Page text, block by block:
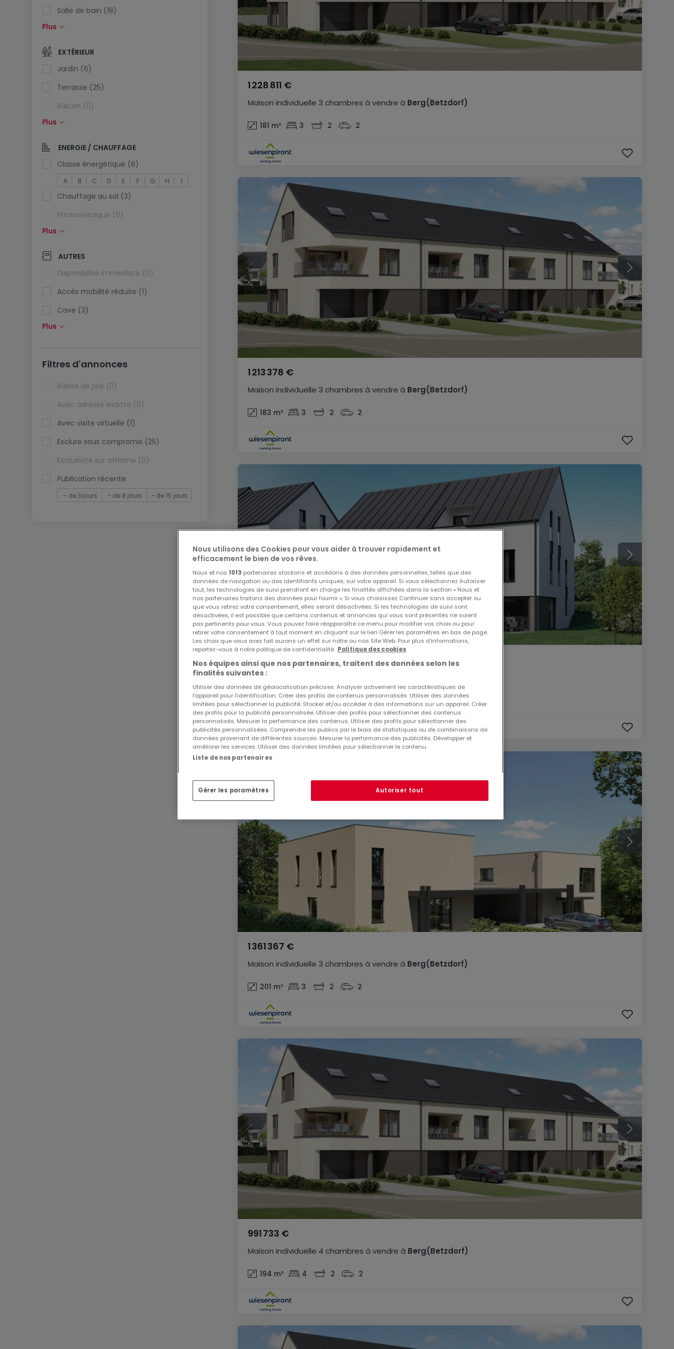
Maison individuelle 3 chambres à vendre à Berg(Betzdorf)
1 228 811 €
181 m² 3 2 2
Maison individuelle 3 chambres à vendre à Berg(Betzdorf)
1 213 378 €
183 m² 3 2 2
Maison individuelle
1 182 669 €
178 m² 3 2 2
Maison individuelle 3 chambres à vendre à Berg(Betzdorf)
1 361 367 €
201 m² 3 2 2
Maison individuelle 4 chambres à vendre à Berg(Betzdorf)
991 733 €
194 m² 4 2 2
Salle de bain (18)
Cuisine équipée (0)
Cuisine ouverte (0)
Toilettes séparées (2)
Plus
EXTÉRIEUR
Jardin (6)
Terrasse (25)
Balcon (0)
Piscine (0)
Exposition sud (0)
Prise électrique dans le parking (0)
Plus
ENERGIE / CHAUFFAGE
Classe énergétique (8)
A B C D E F G H I
Chauffage au sol (3)
Photovoltaïque (0)
Panneaux solaires (0)
Pompe à chaleur (6)
Climatisation (0)
Fibre optique (0)
Plus
AUTRES
Disponibilité immédiate (0)
Accès mobilité réduite (1)
Cave (3)
Grenier (8)
Ascenseur (0)
Viager (0)
Biens de vacances (0)
Plus
Filtres d'annonces
Baisse de prix (0)
Avec adresse exacte (0)
Avec visite virtuelle (1)
Exclure sous compromis (25)
Exclusivité sur atHome (0)
Publication récente
- de 3 jours - de 8 jours - de 15 jours
Nous utilisons des Cookies pour vous aider à trouver rapidement et
efficacement le bien de vos rêves.
Nous et nos 1013 partenaires stockons et accédons à des données personnelles, telles que des
données de navigation ou des identifiants uniques, sur votre appareil. Si vous sélectionnez Autoriser
tout, les technologies de suivi prendront en charge les finalités affichées dans la section « Nous et
nos partenaires traitons des données pour fournir ». Si vous choisissez Continuer sans accepter ou
que vous retirez votre consentement, elles seront désactivées. Si les technologies de suivi sont
désactivées, il est possible que certains contenus et annonces qui vous sont présentés ne soient
pas pertinents pour vous. Vous pouvez faire réapparaître ce menu pour modifier vos choix ou pour
retirer votre consentement à tout moment en cliquant sur le lien Gérer les paramètres en bas de page.
Les choix que vous avez fait aurons un effet sur notre ou nos Site Web. Pour plus d’informations,
reportez-vous à notre politique de confidentialité. Politique des cookies
Nos équipes ainsi que nos partenaires, traitent des données selon les
finalités suivantes :
Utiliser des données de géolocalisation précises. Analyser activement les caractéristiques de
l’appareil pour l’identification. Créer des profils de contenus personnalisés. Utiliser des données
limitées pour sélectionner la publicité. Stocker et/ou accéder à des informations sur un appareil. Créer
des profils pour la publicité personnalisée. Utiliser des profils pour sélectionner des contenus
personnalisés. Mesurer la performance des contenus. Utiliser des profils pour sélectionner des
publicités personnalisées. Comprendre les publics par le biais de statistiques ou de combinaisons de
données provenant de différentes sources. Mesurer la performance des publicités. Développer et
améliorer les services. Utiliser des données limitées pour sélectionner le contenu.
Liste de nos partenaires
Gérer les paramètres Autoriser tout